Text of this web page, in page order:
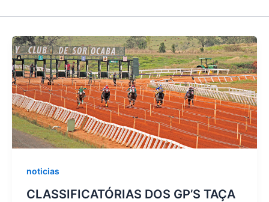
noticias
CLASSIFICATÓRIAS DOS GP’S TAÇA